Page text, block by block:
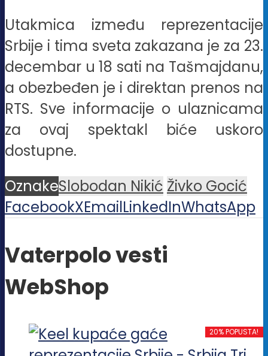
Utakmica između reprezentacije
Srbije i tima sveta zakazana je za 23.
decembar u 18 sati na Tašmajdanu,
a obezbeđen je i direktan prenos na
RTS. Sve informacije o ulaznicama
za ovaj spektakl biće uskoro
dostupne.
OznakeSlobodan Nikić Živko Gocić
FacebookXEmailLinkedInWhatsApp
Vaterpolo vesti
WebShop
20% POPUSTA!